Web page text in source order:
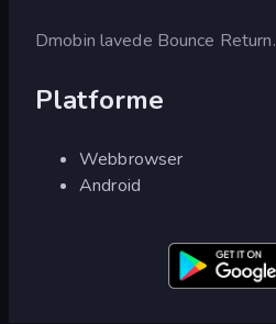
Dmobin lavede Bounce Return.
Platforme
Webbrowser
Android